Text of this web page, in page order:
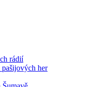
rádií
pašijových her